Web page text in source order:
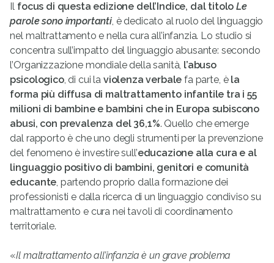
Il focus di questa edizione dell’Indice, dal titoloLe
parole sono importanti, è dedicato al ruolo del linguaggio
nel maltrattamento e nella cura all’infanzia. Lo studio si
concentra sull’impatto del linguaggio abusante: secondo
l’Organizzazione mondiale della sanità, l’abuso
psicologico, di cui laviolenza verbalefa parte, è la
forma più diffusa di maltrattamento infantile tra i 55
milioni di bambine e bambini che in Europa subiscono
abusi, con prevalenza del 36,1%. Quello che emerge
dal rapporto è che uno degli strumenti per la prevenzione
del fenomeno è investire sull’educazione alla cura e al
linguaggio positivo di bambini, genitori e comunità
educante, partendo proprio dalla formazione dei
professionisti e dalla ricerca di un linguaggio condiviso su
maltrattamento e cura nei tavoli di coordinamento
territoriale.
«Il maltrattamento all’infanzia è un grave problema